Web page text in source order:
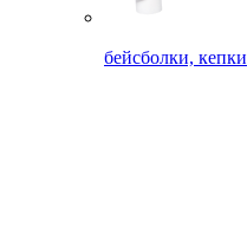
бейсболки, кепки